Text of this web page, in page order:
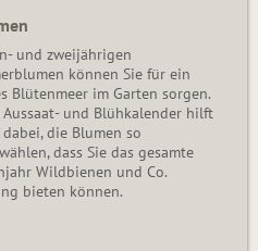
und zweijährigen
können Sie für ein
Blütenmeer im Garten sorgen.
Aussaat- und Blühkalender hilft
die Blumen so
dass Sie das gesamte
Wildbienen und Co.
bieten können.